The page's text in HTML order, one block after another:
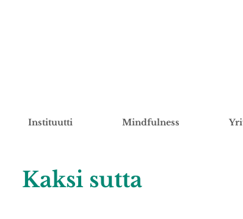
Instituutti Mindfulness
Kaksi sutta